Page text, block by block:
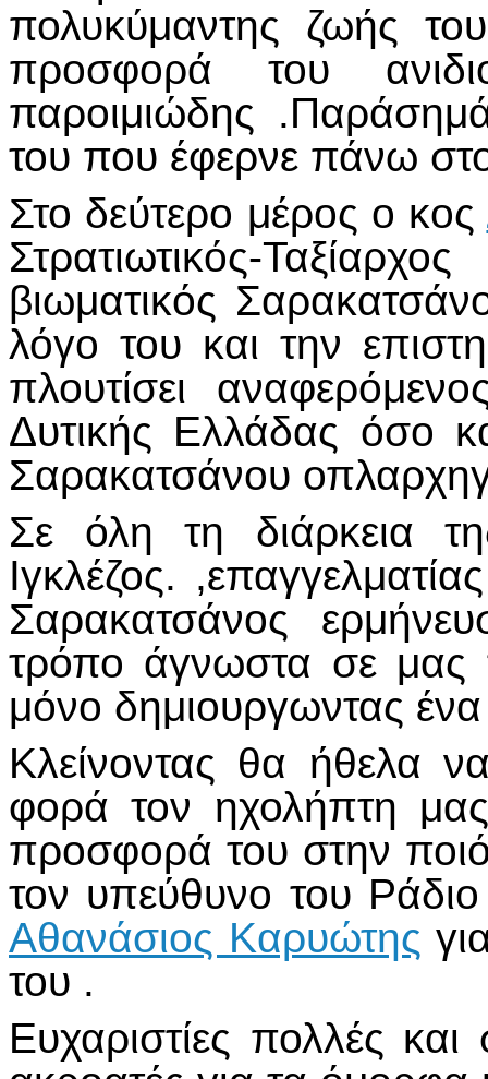
πολυκύμαντης ζωής
προσφορά του
παροιμιώδης
του που έφερνε πάνω
Στο δεύτερο μέρος ο κος
Στρατιωτικός-
βιωματικός
λόγο του και την
πλουτίσει
Δυτικής Ελλάδας όσο
Σαρακατσάνου
Σε όλη τη διάρκεια
Ιγκλέζος.
Σαρακατσάνος
τρόπο άγνωστα σε μας
μόνο δημιουργωντας
Κλείνοντας θα ήθελα
φορά τον ηχολήπτη
προσφορά του στην
τον υπεύθυνο του
Αθανάσιος Καρυώτης
του .
Ευχαριστίες πολλές